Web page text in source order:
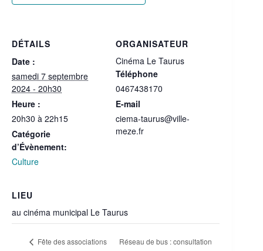
DÉTAILS
Date :
samedi 7 septembre
2024 - 20h30
Heure :
20h30 à 22h15
Catégorie
d’Évènement:
Culture
ORGANISATEUR
Cinéma Le Taurus
Téléphone
0467438170
E-mail
ciema-taurus@ville-
meze.fr
LIEU
au cinéma municipal Le Taurus
Fête des associations Réseau de bus : consultation